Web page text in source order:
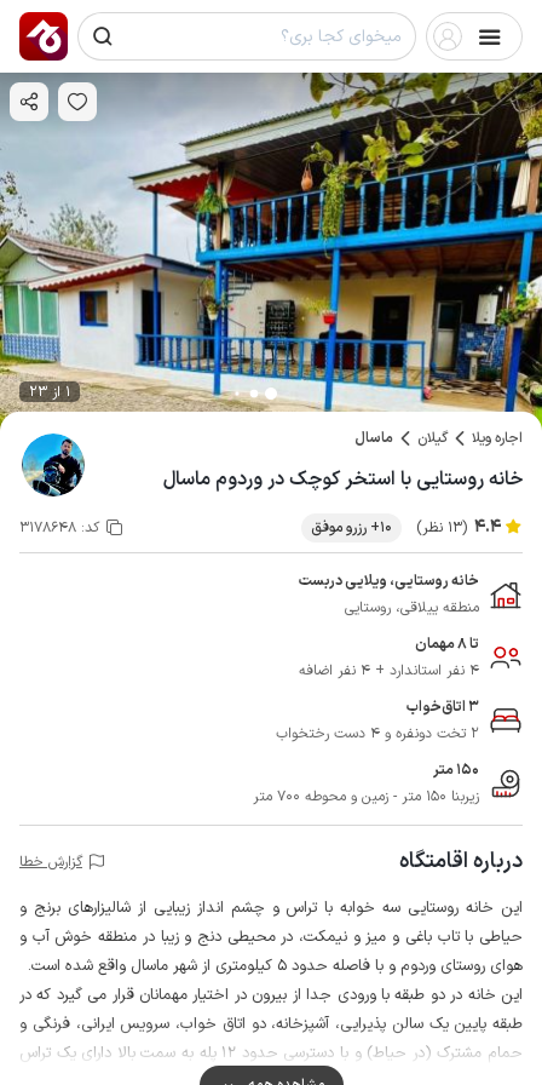
1 از 23
اجاره ویلا گیلان ماسال
خانه روستایی با استخر کوچک در وردوم ماسال
4.4 (13 نظر) 10+ رزرو موفق کد: 3178648
خانه روستایی، ویلایی دربست
منطقه ییلاقی، روستایی
تا 8 مهمان
4 نفر استاندارد + 4 نفر اضافه
3 اتاق‌خواب
2 تخت دونفره و 4 دست رختخواب
150 متر
زیربنا 150 متر - زمین و محوطه 700 متر
درباره اقامتگاه گزارش خطا
این خانه روستایی سه خوابه با تراس و چشم انداز زیبایی از شالیزارهای برنج و
حیاطی با تاب باغی و میز و نیمکت، در محیطی دنج و زیبا در منطقه خوش آب و
هوای روستای وردوم و با فاصله حدود 5 کیلومتری از شهر ماسال واقع شده است.
این خانه در دو طبقه با ورودی جدا از بیرون در اختیار مهمانان قرار می گیرد که در
طبقه پایین یک سالن پذیرایی، آشپزخانه، دو اتاق خواب، سرویس ایرانی، فرنگی و
حمام مشترک (در حیاط) و با دسترسی حدود 12 پله به سمت بالا دارای یک تراس